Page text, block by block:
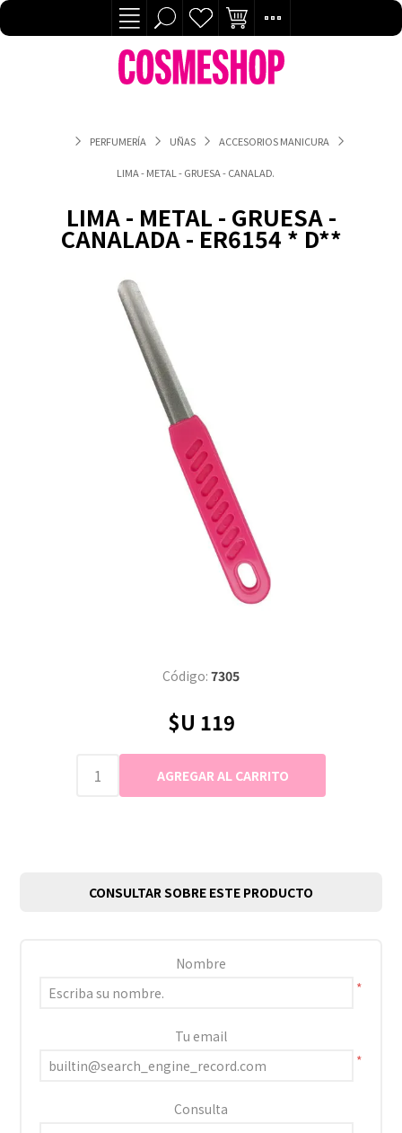
PERFUMERÍA UÑAS ACCESORIOS MANICURA
LIMA - METAL - GRUESA - CANALADA - ER6154 * D**
LIMA - METAL - GRUESA -
CANALADA - ER6154 * D**
Código: 7305
$U 119
CONSULTAR SOBRE ESTE PRODUCTO
Nombre
*
Tu email
*
Consulta